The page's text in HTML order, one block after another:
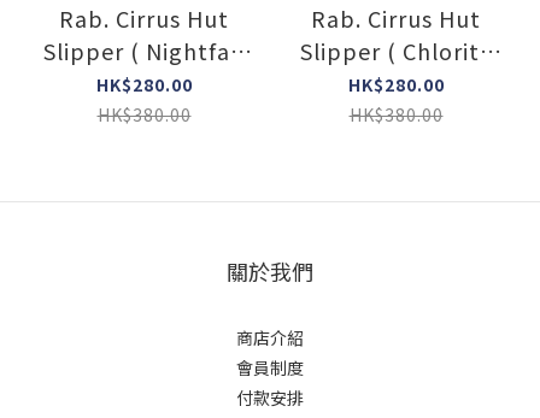
Rab. Cirrus Hut
Slipper ( Nightfall
Blue • NFB )
HK$280.00
HK$380.00
Rab. Cirrus Hut
Slipper ( Chlorite
Green • CHG )
HK$280.00
HK$380.00
關於我們
商店介紹
會員制度
付款安排